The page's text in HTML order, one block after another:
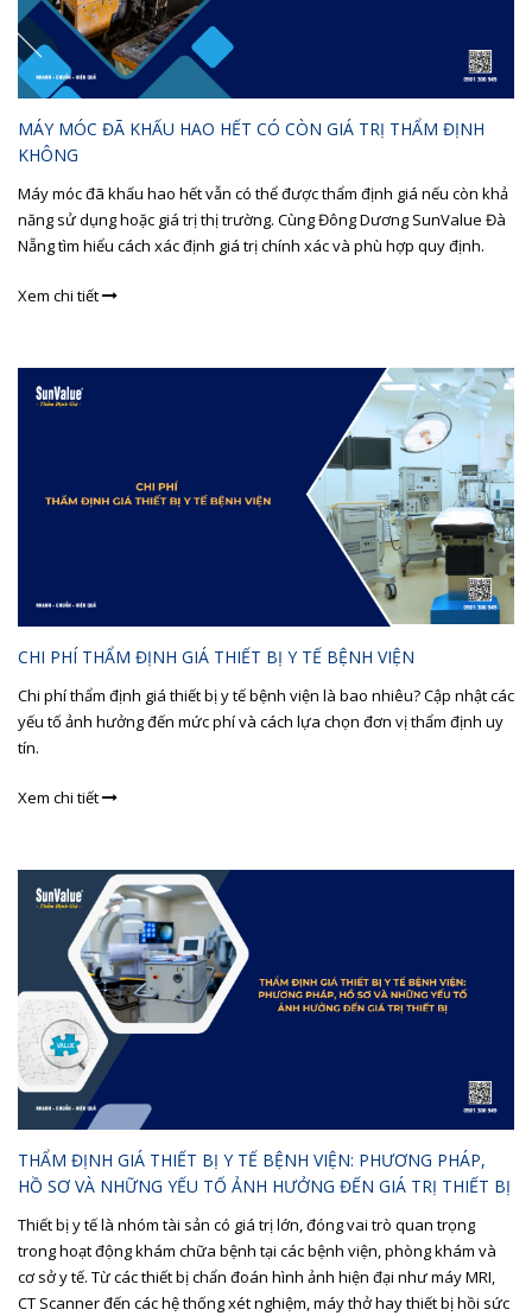
MÁY MÓC ĐÃ KHẤU HAO HẾT CÓ CÒN GIÁ TRỊ THẨM ĐỊNH
KHÔNG
Máy móc đã khấu hao hết vẫn có thể được thẩm định giá nếu còn khả
năng sử dụng hoặc giá trị thị trường. Cùng Đông Dương SunValue Đà
Nẵng tìm hiểu cách xác định giá trị chính xác và phù hợp quy định.
Xem chi tiết
CHI PHÍ THẨM ĐỊNH GIÁ THIẾT BỊ Y TẾ BỆNH VIỆN
Chi phí thẩm định giá thiết bị y tế bệnh viện là bao nhiêu? Cập nhật các
yếu tố ảnh hưởng đến mức phí và cách lựa chọn đơn vị thẩm định uy
tín.
Xem chi tiết
THẨM ĐỊNH GIÁ THIẾT BỊ Y TẾ BỆNH VIỆN: PHƯƠNG PHÁP,
HỒ SƠ VÀ NHỮNG YẾU TỐ ẢNH HƯỞNG ĐẾN GIÁ TRỊ THIẾT BỊ
Thiết bị y tế là nhóm tài sản có giá trị lớn, đóng vai trò quan trọng
trong hoạt động khám chữa bệnh tại các bệnh viện, phòng khám và
cơ sở y tế. Từ các thiết bị chẩn đoán hình ảnh hiện đại như máy MRI,
CT Scanner đến các hệ thống xét nghiệm, máy thở hay thiết bị hồi sức